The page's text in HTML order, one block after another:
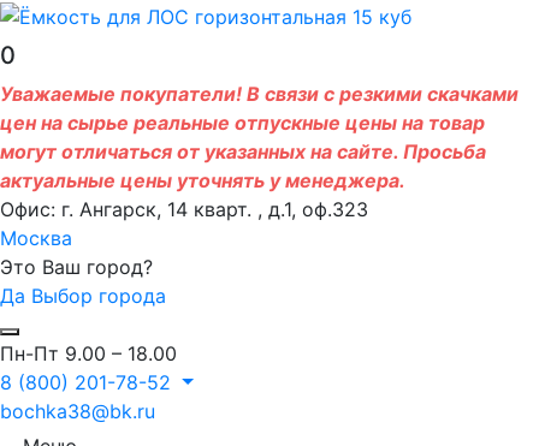
0
Уважаемые покупатели! В связи с резкими скачками
цен на сырье реальные отпускные цены на товар
могут отличаться от указанных на сайте. Просьба
актуальные цены уточнять у менеджера.
Офис: г. Ангарск, 14 кварт. , д.1, оф.323
Москва
Это Ваш город?
Да Выбор города
Пн-Пт 9.00 – 18.00
8 (800) 201-78-52
bochka38@bk.ru